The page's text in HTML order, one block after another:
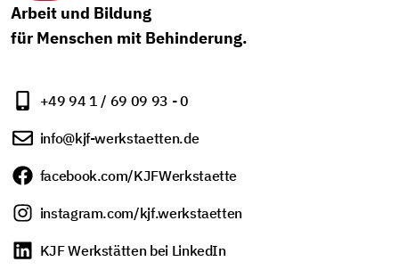
Arbeit und Bildung
für Menschen mit Behinderung.
+49 94 1 / 69 09 93 - 0
info@kjf-werkstaetten.de
facebook.com/KJFWerkstaette
instagram.com/kjf.werkstaetten
KJF Werkstätten bei LinkedIn